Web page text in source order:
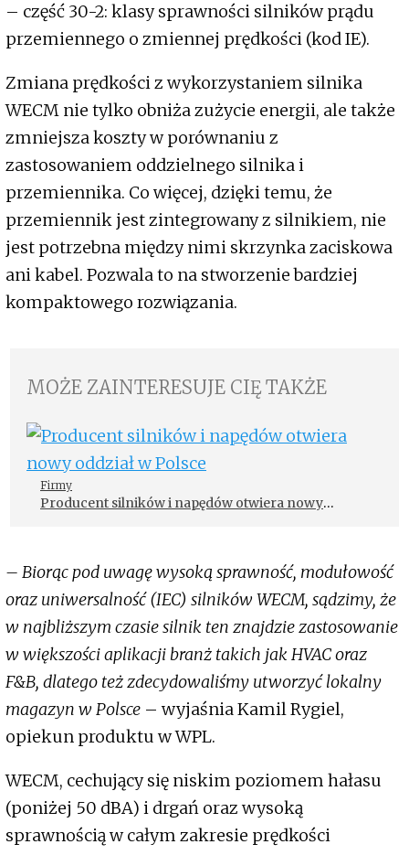
– część 30-2: klasy sprawności silników prądu
przemiennego o zmiennej prędkości (kod IE).
Zmiana prędkości z wykorzystaniem silnika
WECM nie tylko obniża zużycie energii, ale także
zmniejsza koszty w porównaniu z
zastosowaniem oddzielnego silnika i
przemiennika. Co więcej, dzięki temu, że
przemiennik jest zintegrowany z silnikiem, nie
jest potrzebna między nimi skrzynka zaciskowa
ani kabel. Pozwala to na stworzenie bardziej
kompaktowego rozwiązania.
MOŻE ZAINTERESUJE CIĘ TAKŻE
Firmy
Producent silników i napędów otwiera nowy
– Biorąc pod uwagę wysoką sprawność, modułowość
oraz uniwersalność (IEC) silników WECM, sądzimy, że
w najbliższym czasie silnik ten znajdzie zastosowanie
w większości aplikacji branż takich jak HVAC oraz
F&B, dlatego też zdecydowaliśmy utworzyć lokalny
magazyn w Polsce – wyjaśnia Kamil Rygiel,
opiekun produktu w WPL.
WECM, cechujący się niskim poziomem hałasu
(poniżej 50 dBA) i drgań oraz wysoką
sprawnością w całym zakresie prędkości